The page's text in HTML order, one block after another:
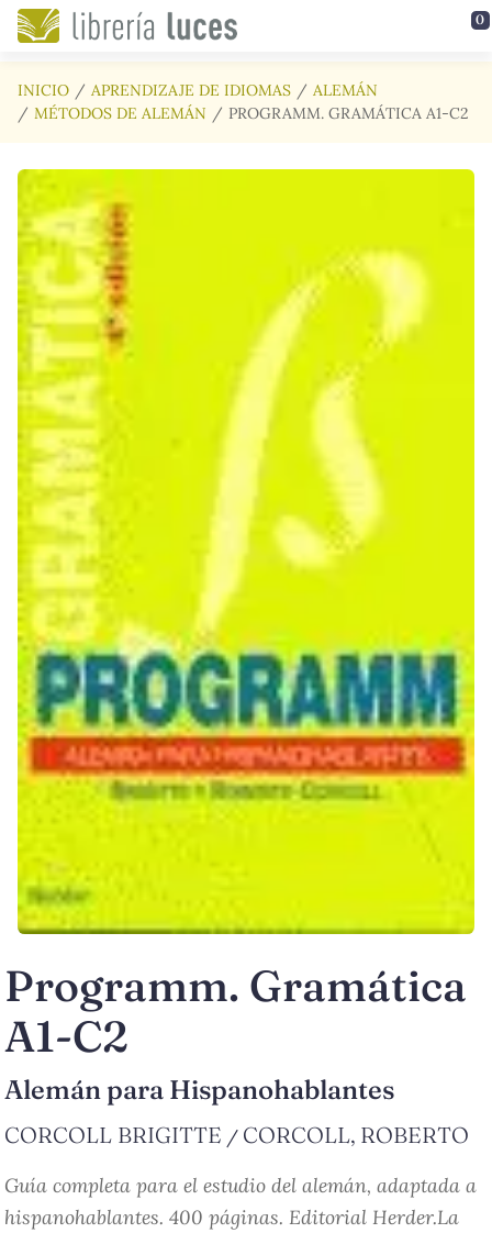
Saltar al contenido principal 0
INICIO APRENDIZAJE DE IDIOMAS
ALEMÁN
MÉTODOS DE ALEMÁN
PROGRAMM. GRAMÁTICA A1-C2
Programm. Gramática
A1-C2
Alemán para Hispanohablantes
CORCOLL BRIGITTE / CORCOLL, ROBERTO
Guía completa para el estudio del alemán, adaptada a
hispanohablantes. 400 páginas. Editorial Herder.La